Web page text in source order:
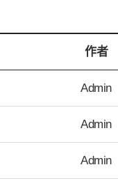
作者
Admin
Admin
Admin